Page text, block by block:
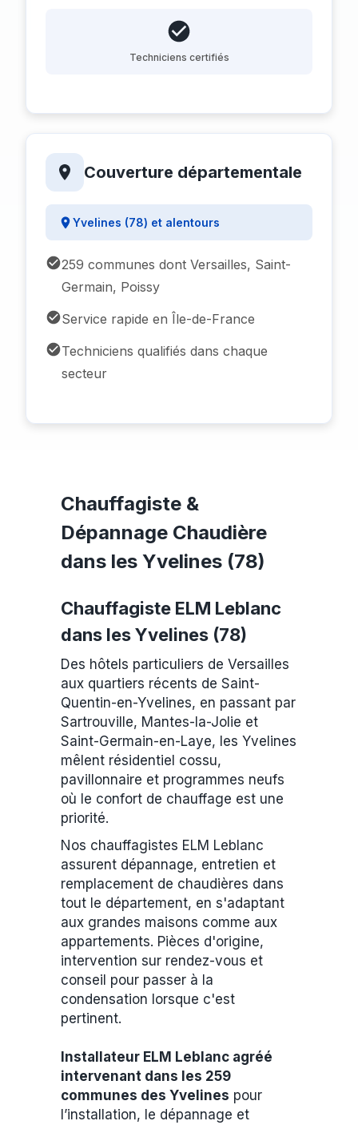
Techniciens certifiés
Couverture départementale
Yvelines (78) et alentours
259 communes dont Versailles, Saint-
Germain, Poissy
Service rapide en Île-de-France
Techniciens qualifiés dans chaque
secteur
Chauffagiste &
Dépannage Chaudière
dans les Yvelines (78)
Chauffagiste ELM Leblanc
dans les Yvelines (78)
Des hôtels particuliers de Versailles
aux quartiers récents de Saint-
Quentin-en-Yvelines, en passant par
Sartrouville, Mantes-la-Jolie et
Saint-Germain-en-Laye, les Yvelines
mêlent résidentiel cossu,
pavillonnaire et programmes neufs
où le confort de chauffage est une
priorité.
Nos chauffagistes ELM Leblanc
assurent dépannage, entretien et
remplacement de chaudières dans
tout le département, en s'adaptant
aux grandes maisons comme aux
appartements. Pièces d'origine,
intervention sur rendez-vous et
conseil pour passer à la
condensation lorsque c'est
pertinent.
Installateur ELM Leblanc agréé
intervenant dans les 259
communes des Yvelines pour
l’installation, le dépannage et